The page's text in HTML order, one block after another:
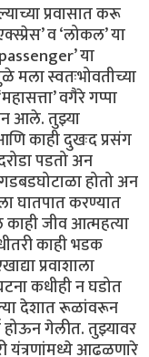
प्रवासात करू
व ‘लोकल’ या
या
मला स्वतःभोवतीच्या
वगैरे गप्पा
आले. तुझ्या
काही दुखःद प्रसंग
पडतो अन
होतो अन
घातपात करण्यात
जीव आत्महत्या
काही भडक
प्रवाशाला
कधीही न घडोत
देशात रूळांवरून
गेलीत. तुझ्यावर
यंत्रणांमध्ये आढळणारे